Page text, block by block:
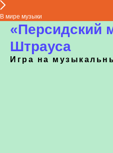
В мире музыки
«Персидский
Штрауса
Игра на